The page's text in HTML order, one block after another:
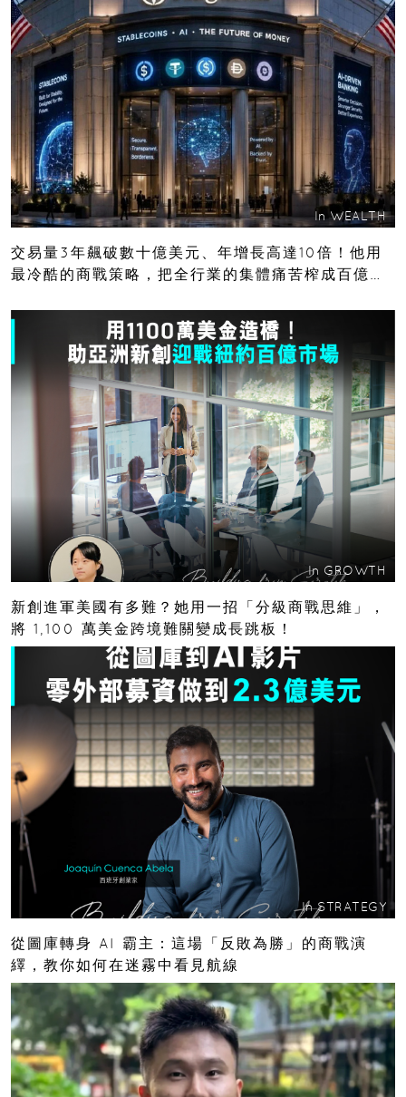
In WEALTH
交易量3年飆破數十億美元、年增長高達10倍！他用
最冷酷的商戰策略，把全行業的集體痛苦榨成百億金
In GROWTH
新創進軍美國有多難？她用一招「分級商戰思維」，
將 1,100 萬美金跨境難關變成長跳板！
In STRATEGY
從圖庫轉身 AI 霸主：這場「反敗為勝」的商戰演
繹，教你如何在迷霧中看見航線